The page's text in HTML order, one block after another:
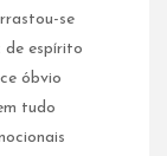
se
de espírito
óbvio
tudo